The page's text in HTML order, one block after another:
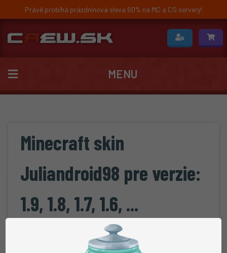
Právě probíhá prázdninová sleva 60% na MC a CS servery!
MENU
Minecraft skin
Juliandroid98 pre verzie:
1.9, 1.8, 1.7, 1.6, ...